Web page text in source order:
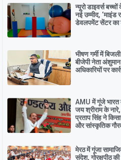
न्यूरो डाइवर्स
नई उम्मीद, ‘माइंड
डेवलपमेंट सेंटर का
भीषण गर्मी में
बीजेपी नेता
अधिकारियों पर
AMU में गूंजे भारत
जय श्रीराम के नारे,
प्रताप सिंह ने
और सांस्कृतिक
मेरठ में गूंजा
संदेश, गोरक्षपीठ की